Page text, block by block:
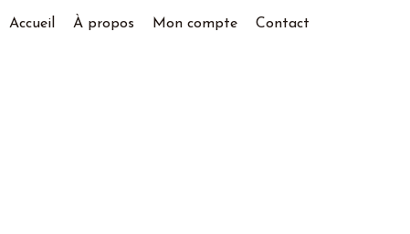
Accueil À propos Mon compte Contact